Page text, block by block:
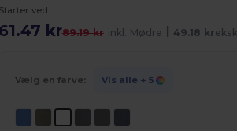
Starter ved
61.47 kr89.19 kr inkl. Mødre | 49.18 kr
Vælg en farve: Vis alle + 5